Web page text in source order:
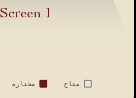
Screen 1
متاح مختارة